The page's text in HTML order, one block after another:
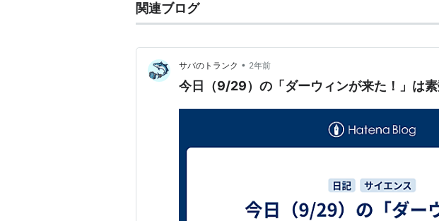
関連ブログ
サバのトランク • 2年前
今日（9/29）の「ダーウィンが来た！」は